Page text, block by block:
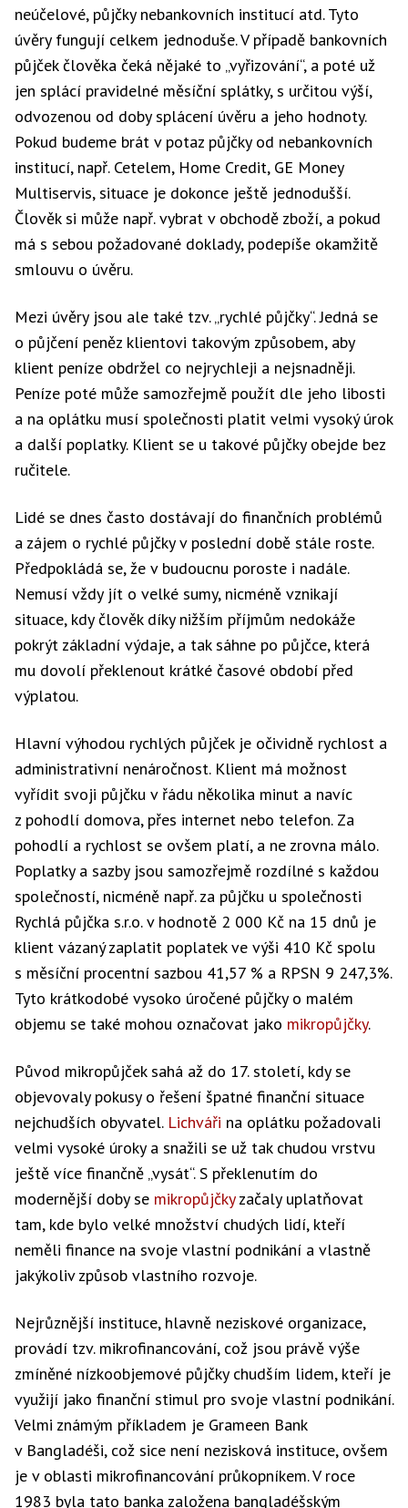
neúčelové, půjčky nebankovních institucí atd. Tyto
úvěry fungují celkem jednoduše. V případě bankovních
půjček člověka čeká nějaké to „vyřizování“, a poté už
jen splácí pravidelné měsíční splátky, s určitou výší,
odvozenou od doby splácení úvěru a jeho hodnoty.
Pokud budeme brát v potaz půjčky od nebankovních
institucí, např. Cetelem, Home Credit, GE Money
Multiservis, situace je dokonce ještě jednodušší.
Člověk si může např. vybrat v obchodě zboží, a pokud
má s sebou požadované doklady, podepíše okamžitě
smlouvu o úvěru.
Mezi úvěry jsou ale také tzv. „rychlé půjčky“. Jedná se
o půjčení peněz klientovi takovým způsobem, aby
klient peníze obdržel co nejrychleji a nejsnadněji.
Peníze poté může samozřejmě použít dle jeho libosti
a na oplátku musí společnosti platit velmi vysoký úrok
a další poplatky. Klient se u takové půjčky obejde bez
ručitele.
Lidé se dnes často dostávají do finančních problémů
a zájem o rychlé půjčky v poslední době stále roste.
Předpokládá se, že v budoucnu poroste i nadále.
Nemusí vždy jít o velké sumy, nicméně vznikají
situace, kdy člověk díky nižším příjmům nedokáže
pokrýt základní výdaje, a tak sáhne po půjčce, která
mu dovolí překlenout krátké časové období před
výplatou.
Hlavní výhodou rychlých půjček je očividně rychlost a
administrativní nenáročnost. Klient má možnost
vyřídit svoji půjčku v řádu několika minut a navíc
z pohodlí domova, přes internet nebo telefon. Za
pohodlí a rychlost se ovšem platí, a ne zrovna málo.
Poplatky a sazby jsou samozřejmě rozdílné s každou
společností, nicméně např. za půjčku u společnosti
Rychlá půjčka s.r.o. v hodnotě 2 000 Kč na 15 dnů je
klient vázaný zaplatit poplatek ve výši 410 Kč spolu
s měsíční procentní sazbou 41,57 % a RPSN 9 247,3%.
Tyto krátkodobé vysoko úročené půjčky o malém
objemu se také mohou označovat jako mikropůjčky.
Původ mikropůjček sahá až do 17. století, kdy se
objevovaly pokusy o řešení špatné finanční situace
nejchudších obyvatel. Lichváři na oplátku požadovali
velmi vysoké úroky a snažili se už tak chudou vrstvu
ještě více finančně „vysát“. S překlenutím do
modernější doby se mikropůjčkyzačaly uplatňovat
tam, kde bylo velké množství chudých lidí, kteří
neměli finance na svoje vlastní podnikání a vlastně
jakýkoliv způsob vlastního rozvoje.
Nejrůznější instituce, hlavně neziskové organizace,
provádí tzv. mikrofinancování, což jsou právě výše
zmíněné nízkoobjemové půjčky chudším lidem, kteří je
využijí jako finanční stimul pro svoje vlastní podnikání.
Velmi známým příkladem je Grameen Bank
v Bangladéši, což sice není nezisková instituce, ovšem
je v oblasti mikrofinancování průkopníkem. V roce
1983 byla tato banka založena bangladéšským